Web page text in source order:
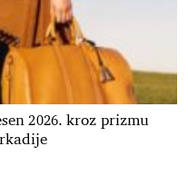
2026. kroz prizmu